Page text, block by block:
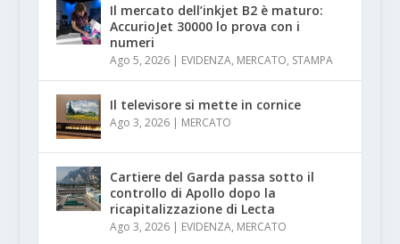
Il mercato dell’inkjet B2 è maturo:
AccurioJet 30000 lo prova con i
numeri
Ago 5, 2026| EVIDENZA, MERCATO, STAMPA
Il televisore si mette in cornice
Ago 3, 2026| MERCATO
Cartiere del Garda passa sotto il
controllo di Apollo dopo la
ricapitalizzazione di Lecta
Ago 3, 2026| EVIDENZA, MERCATO